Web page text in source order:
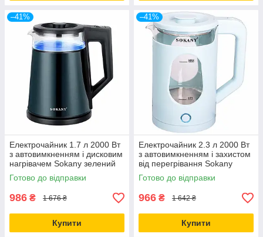
–41%
Електрочайник 1.7 л 2000 Вт
з автовимкненням і дисковим
нагрівачем Sokany зелений
Готово до відправки
986 ₴ 1 676 ₴
Купити
–41%
Електрочайник 2.3 л 2000 Вт
з автовимкненням і захистом
від перегрівання Sokany
Готово до відправки
966 ₴ 1 642 ₴
Купити